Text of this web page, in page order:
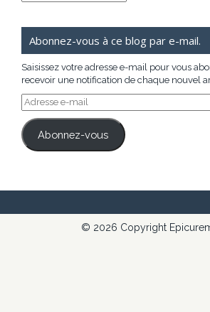
Abonnez-vous à ce blog par e-mail.
Saisissez votre adresse e-mail pour vous
recevoir une notification de chaque nouvel
Adresse
e-
mail
Abonnez-vous
© 2026 Copyright